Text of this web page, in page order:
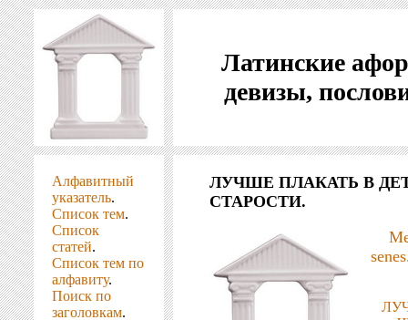
Латинские
девизы,
Алфавитный
указатель.
Список тем.
Список
статей.
Список тем по
алфавиту.
Поиск по
заголовкам.
ЛУЧШЕ ПЛАКАТЬ В
СТАРОСТИ.